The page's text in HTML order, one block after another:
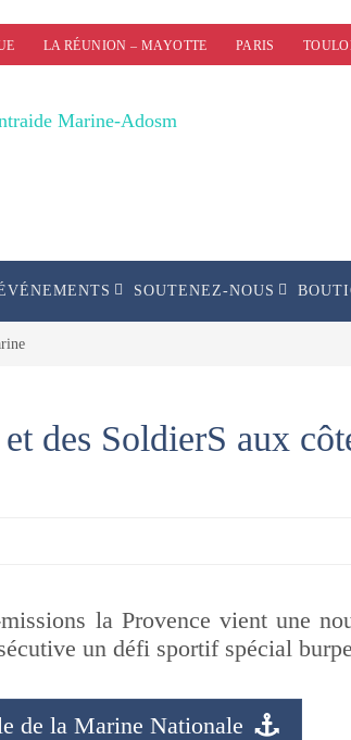
LA RÉUNION – MAYOTTE PARIS
SOUTENEZ-NOUS
des SoldierS aux
la Provence vient une
un défi sportif spécial
de la Marine Nationale